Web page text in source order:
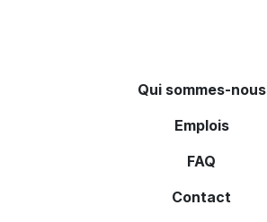
Qui sommes-nous
Emplois
FAQ
Contact